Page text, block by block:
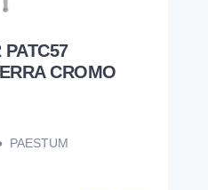
PATC57
CROMO
PAESTUM